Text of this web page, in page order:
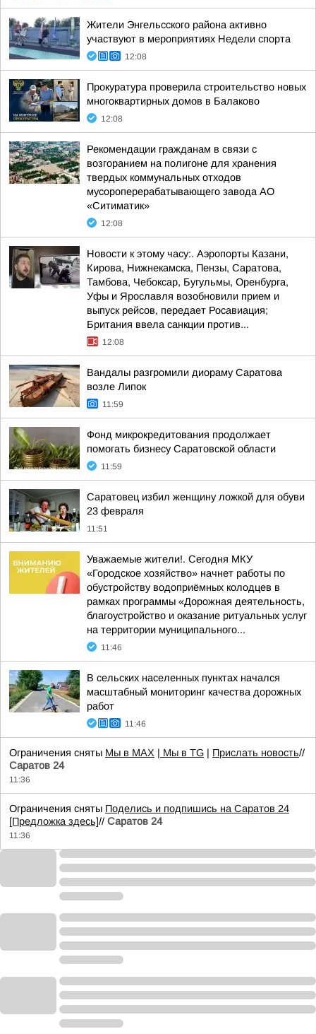
Жители Энгельсского района активно
участвуют в мероприятиях Недели спорта
12:08
Прокуратура проверила строительство новых
многоквартирных домов в Балаково
12:08
Рекомендации гражданам в связи с
возгоранием на полигоне для хранения
твердых коммунальных отходов
мусороперерабатывающего завода АО
«Ситиматик»
12:08
Новости к этому часу:. Аэропорты Казани,
Кирова, Нижнекамска, Пензы, Саратова,
Тамбова, Чебоксар, Бугульмы, Оренбурга,
Уфы и Ярославля возобновили прием и
выпуск рейсов, передает Росавиация;
Британия ввела санкции против...
12:08
Вандалы разгромили диораму Саратова
возле Липок
11:59
Фонд микрокредитования продолжает
помогать бизнесу Саратовской области
11:59
Саратовец избил женщину ложкой для обуви
23 февраля
11:51
Уважаемые жители!. Сегодня МКУ
«Городское хозяйство» начнет работы по
обустройству водоприёмных колодцев в
рамках программы «Дорожная деятельность,
благоустройство и оказание ритуальных услуг
на территории муниципального...
11:46
В сельских населенных пунктах начался
масштабный мониторинг качества дорожных
работ
11:46
Ограничения сняты Мы в MAX | Мы в TG | Прислать новость//
Саратов 24
11:36
Ограничения сняты Поделись и подпишись на Саратов 24
[Предложка здесь]// Саратов 24
11:36